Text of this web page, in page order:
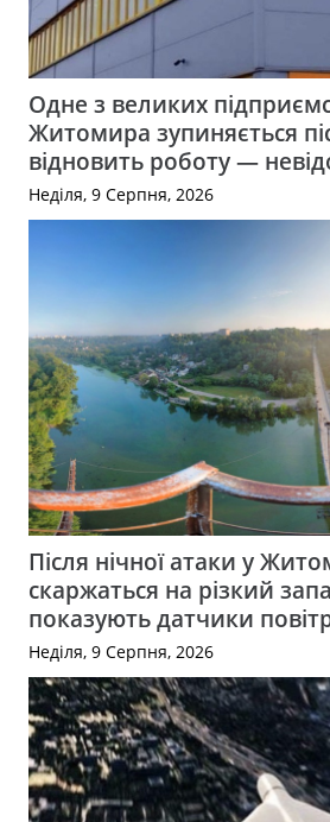
Одне з великих
Житомира зупиняється
відновить роботу —
Неділя, 9 Серпня, 2026
Після нічної атаки у
скаржаться на різкий
показують датчики
Неділя, 9 Серпня, 2026